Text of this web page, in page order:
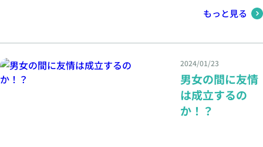
など、「ある結婚相談
所に入会しているが伺
といったセカンドオピ
問い合わせが増えてき
ました。この件に関し
て、ブログで取り上げ
ます。
もっと見る
2024/01/23
男女の間に友情
は成立するの
か！？